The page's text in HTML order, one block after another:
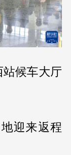
候车大厅
迎来返程